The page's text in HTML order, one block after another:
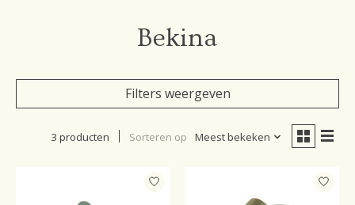
Bekina
Filters weergeven
3 producten Sorteren op Meest bekeken